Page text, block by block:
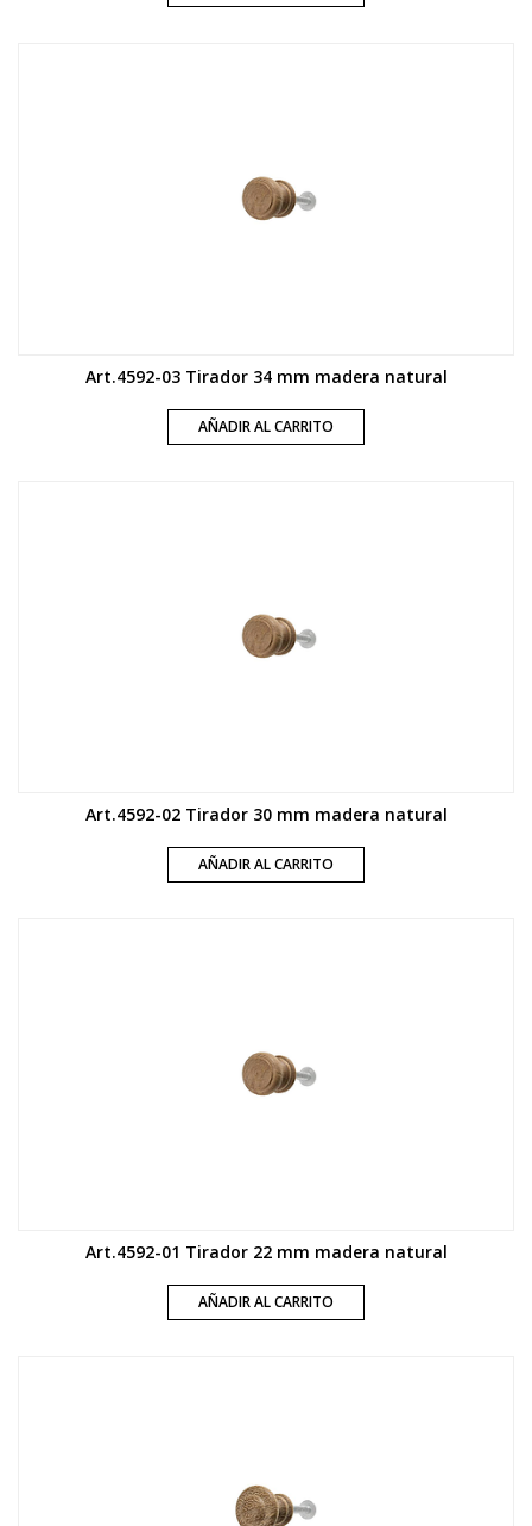
Art.4592-03 Tirador 34 mm madera natural
AÑADIR AL CARRITO
Art.4592-02 Tirador 30 mm madera natural
AÑADIR AL CARRITO
Art.4592-01 Tirador 22 mm madera natural
AÑADIR AL CARRITO